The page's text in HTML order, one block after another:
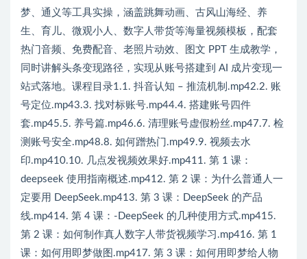
梦、通义等工具实操，涵盖跳舞动画、古风山海经、养
生、育儿、微观小人、数字人带货等海量视频模板，配套
热门音频、免费配音、老照片动效、图文 PPT 生成教学，
同时讲解头条变现路径，实现从账号搭建到 AI 成片变现一
站式落地。课程目录1.1. 抖音认知 – 推流机制.mp42.2. 账
号定位.mp43.3. 找对标账号.mp44.4. 搭建账号四件
套.mp45.5. 养号篇.mp46.6. 清理账号虚假粉丝.mp47.7. 检
测账号安全.mp48.8. 如何蹭热门.mp49.9. 视频去水
印.mp410.10. 几点发视频效果好.mp411. 第 1 课：
deepseek 使用指南概述.mp412. 第 2 课：为什么普通人一
定要用 DeepSeek.mp413. 第 3 课：DeepSeek 的产品
线.mp414. 第 4 课：-DeepSeek 的几种使用方式.mp415.
第 2 课：如何制作真人数字人带货视频学习.mp416. 第 1
课：如何用即梦做图.mp417. 第 3 课：如何用即梦给人物